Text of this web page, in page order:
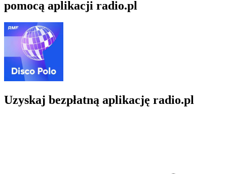
pomocą aplikacji radio.pl
Uzyskaj bezpłatną aplikację radio.pl